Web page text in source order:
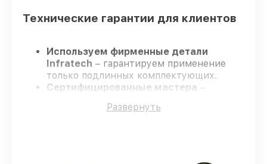
Технические гарантии для клиентов
Используем фирменные детали
Infratech – гарантируем применение
только подлинных комплектующих.
Сертифицированные мастера –
подтверждает уровень их
Развернуть